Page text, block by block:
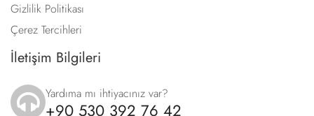
Gizlilik Politikası
Çerez Tercihleri
İletişim Bilgileri
Yardıma mı ihtiyacınız var?
+90 530 392 76 42